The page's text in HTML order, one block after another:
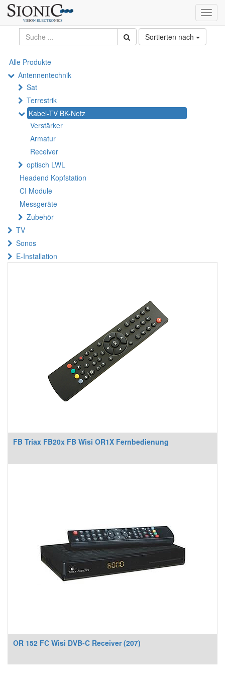
Sortierten nach
Alle Produkte
Antennentechnik
Sat
Terrestrik
Kabel-TV BK-Netz
Verstärker
Armatur
Receiver
optisch LWL
Headend Kopfstation
CI Module
Messgeräte
Zubehör
TV
Sonos
E-Installation
FB Triax FB20x FB Wisi OR1X Fernbedienung
OR 152 FC Wisi DVB-C Receiver (207)